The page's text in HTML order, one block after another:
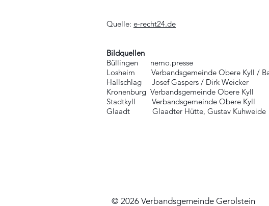
Quelle: e-recht24.de
Bildquellen
Büllingen nemo.presse
Losheim Verbandsgemeinde Obere Kyll /
Hallschlag Josef Gaspers / Dirk Weicker
Kronenburg Verbandsgemeinde Obere Kyll
Stadtkyll Verbandsgemeinde Obere Kyll
Glaadt Glaadter Hütte, Gustav Kuhweide
© 2026 Verbandsgemeinde Gerolstein